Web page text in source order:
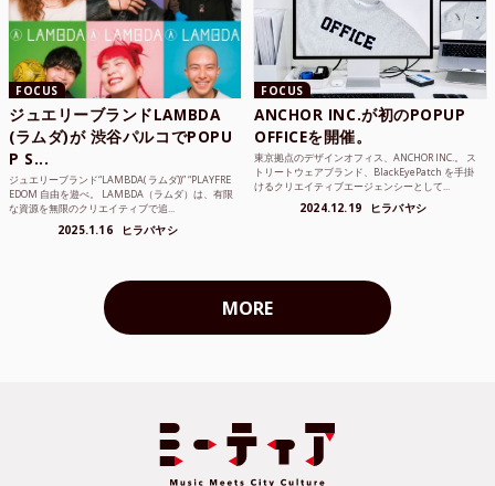
FOCUS
ジュエリーブランドLAMBDA
(ラムダ)が 渋谷パルコでPOPU
P S...
ジュエリーブランド“LAMBDA( ラムダ))” “PLAYFRE
EDOM 自由を遊べ。 LAMBDA（ラムダ）は、有限
な資源を無限のクリエイティブで追...
2025.1.16 ヒラバヤシ
FOCUS
ANCHOR INC.が初のPOPUP
OFFICEを開催。
東京拠点のデザインオフィス、ANCHOR INC.。 ス
トリートウェアブランド、BlackEyePatch を手掛
けるクリエイティブエージェンシーとして...
2024.12.19 ヒラバヤシ
MORE